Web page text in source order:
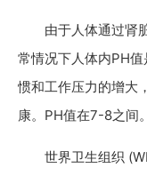
由于人体通过肾
常情况下人体内PH
惯和工作压力的增大
康。PH值在7-8之间。
世界卫生组织